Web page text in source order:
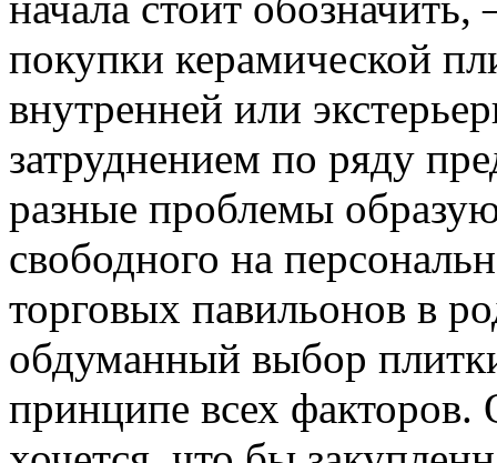
покупки керамической
внутренней или
затруднением по ряду
разные проблемы
свободного на
торговых павильонов в
обдуманный выбор
принципе всех факторов.